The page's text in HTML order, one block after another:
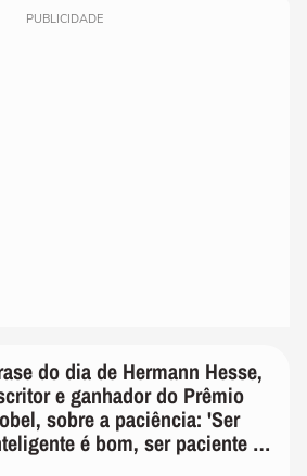
PUBLICIDADE
do dia de Hermann Hesse,
e ganhador do Prêmio
sobre a paciência: 'Ser
é bom, ser paciente é